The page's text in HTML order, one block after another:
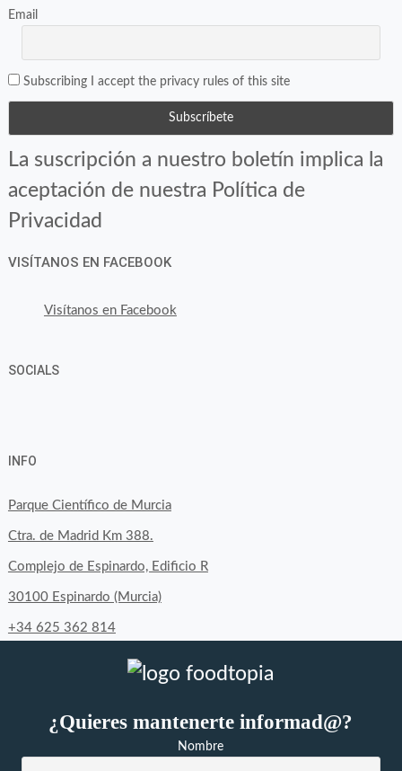
Email
Subscribing I accept the privacy rules of this site
La suscripción a nuestro boletín implica la
aceptación de nuestra Política de
Privacidad
VISÍTANOS EN FACEBOOK
Visítanos en Facebook
SOCIALS
byfoodtopia
en
Facebook
byfoodtopia
en
Twitter
byfoodtopia
en
Instagram
INFO
Parque Científico de Murcia
Ctra. de Madrid Km 388.
Complejo de Espinardo, Edificio R
30100 Espinardo (Murcia)
+34 625 362 814
¿Quieres mantenerte informad@?
Nombre